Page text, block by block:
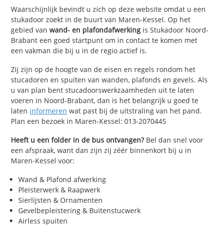
Waarschijnlijk bevindt u zich op deze website omdat u een
stukadoor zoekt in de buurt van Maren-Kessel. Op het
gebied vanwand- en plafondafwerking is Stukadoor Noord-
Brabant een goed startpunt om in contact te komen met
een vakman die bij u in de regio actief is.
Zij zijn op de hoogte van de eisen en regels rondom het
stucadoren en spuiten van wanden, plafonds en gevels. Als
u van plan bent stucadoorswerkzaamheden uit te laten
voeren in Noord-Brabant, dan is het belangrijk u goed te
laten informeren wat past bij de uitstraling van het pand.
Plan een bezoek in Maren-Kessel: 013-2070445
Heeft u een folder in de bus ontvangen?Bel dan snel voor
een afspraak, want dan zijn zij zéér binnenkort bij u in
Maren-Kessel voor:
Wand & Plafond afwerking
Pleisterwerk & Raapwerk
Sierlijsten & Ornamenten
Gevelbepleistering & Buitenstucwerk
Airless spuiten